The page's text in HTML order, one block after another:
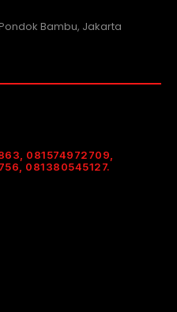
Bambu, Jakarta
081574972709,
081380545127.